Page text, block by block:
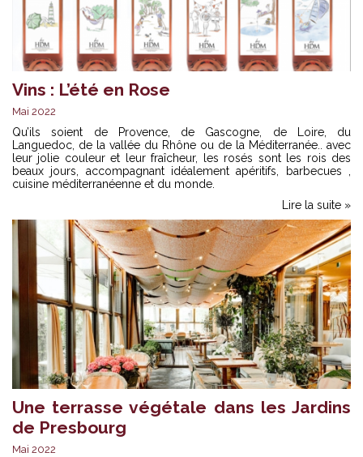
Vins : L’été en Rose
Mai 2022
Qu’ils soient de Provence, de Gascogne, de Loire, du
Languedoc, de la vallée du Rhône ou de la Méditerranée.. avec
leur jolie couleur et leur fraîcheur, les rosés sont les rois des
beaux jours, accompagnant idéalement apéritifs, barbecues ,
cuisine méditerranéenne et du monde.
Lire la suite »
Une terrasse végétale dans les Jardins
de Presbourg
Mai 2022